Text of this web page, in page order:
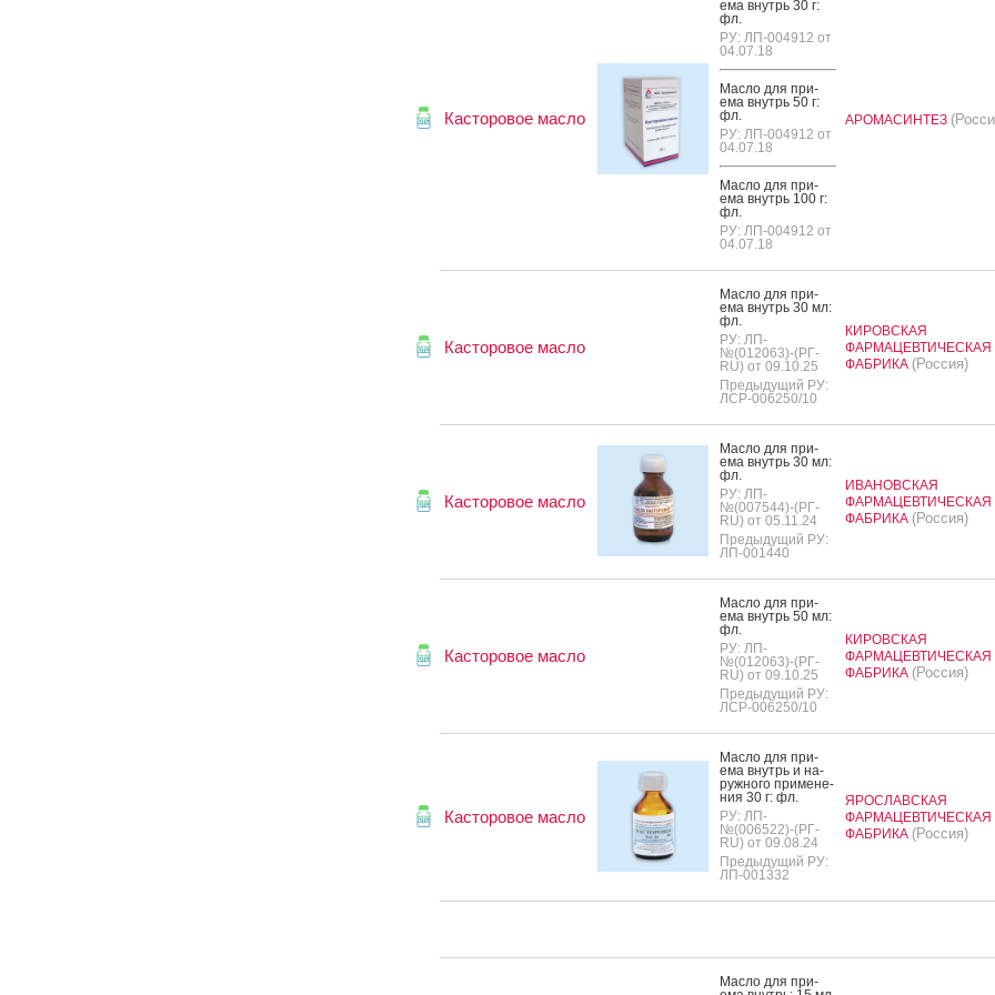
Касторовое масло
ема внутрь 30 г:
фл.
РУ: ЛП-004912 от
04.07.18
Мас­ло для при­
ема внутрь 50 г:
фл.
РУ: ЛП-004912 от
04.07.18
Мас­ло для при­
ема внутрь 100 г:
фл.
РУ: ЛП-004912 от
04.07.18
АРОМАСИНТЕЗ
Касторовое масло
Мас­ло для при­
ема внутрь 30 мл:
фл.
РУ: ЛП-
№(012063)-(РГ-
RU) от 09.10.25
Предыдущий РУ:
ЛСР-006250/10
КИРОВСКАЯ
ФАРМАЦЕВТИЧЕСКАЯ
ФАБРИКА (Россия)
Касторовое масло
Мас­ло для при­
ема внутрь 30 мл:
фл.
РУ: ЛП-
№(007544)-(РГ-
RU) от 05.11.24
Предыдущий РУ:
ЛП-001440
ИВАНОВСКАЯ
ФАРМАЦЕВТИЧЕСКАЯ
ФАБРИКА (Россия)
Касторовое масло
Мас­ло для при­
ема внутрь 50 мл:
фл.
РУ: ЛП-
№(012063)-(РГ-
RU) от 09.10.25
Предыдущий РУ:
ЛСР-006250/10
КИРОВСКАЯ
ФАРМАЦЕВТИЧЕСКАЯ
ФАБРИКА (Россия)
Касторовое масло
Мас­ло для при­
ема внутрь и на­
руж­но­го при­мене­
ния 30 г: фл.
РУ: ЛП-
№(006522)-(РГ-
RU) от 09.08.24
Предыдущий РУ:
ЛП-001332
ЯРОСЛАВСКАЯ
ФАРМАЦЕВТИЧЕСКАЯ
ФАБРИКА (Россия)
Мас­ло для при­